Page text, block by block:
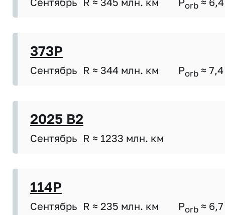
orb
373P
Сентябрь R ≈ 344 млн. км Porb ≈ 7,4
2025 B2
Сентябрь R ≈ 1233 млн. км
114P
Сентябрь R ≈ 235 млн. км Porb ≈ 6,7